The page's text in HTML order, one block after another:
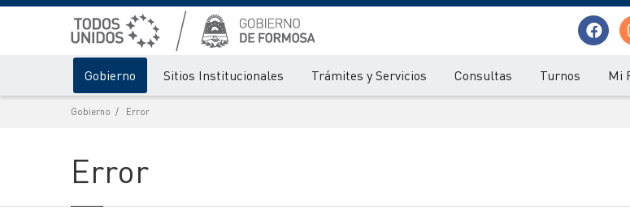
Gobierno Sitios Institucionales Trámites y Servicios Consultas Turnos Mi
Gobierno Error
Error